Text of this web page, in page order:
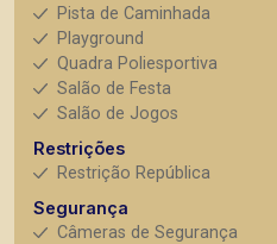
Pista de Caminhada
Playground
Quadra Poliesportiva
Salão de Festa
Salão de Jogos
Restrições
Restrição República
Segurança
Câmeras de Segurança